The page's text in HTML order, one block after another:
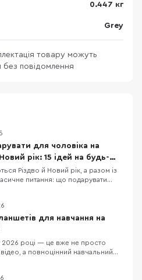
0.447 кг
Grey
товару можуть
повідомлення
для чоловіка на
рік: 15 ідей на будь-
Різдво й Новий рік, а разом із
питання: що подарувати
сценарії життя: для геймера,
спортсмена, меломана
подорожей. Тут немає
по
для навчання на
2026 році — це вже не просто
а повноцінний навчальний